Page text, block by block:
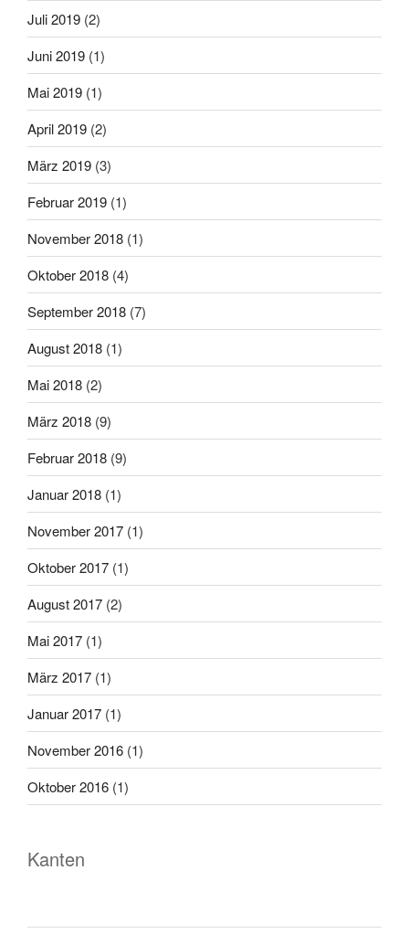
Juli 2019 (2)
Juni 2019 (1)
Mai 2019 (1)
April 2019 (2)
März 2019 (3)
Februar 2019 (1)
November 2018 (1)
Oktober 2018 (4)
September 2018 (7)
August 2018 (1)
Mai 2018 (2)
März 2018 (9)
Februar 2018 (9)
Januar 2018 (1)
November 2017 (1)
Oktober 2017 (1)
August 2017 (2)
Mai 2017 (1)
März 2017 (1)
Januar 2017 (1)
November 2016 (1)
Oktober 2016 (1)
Kanten